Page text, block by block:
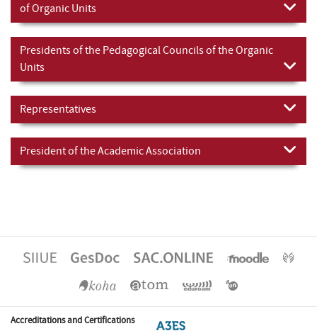
of Organic Units
Presidents of the Pedagogical Councils of the Organic
Units
Representatives
President of the Academic Association
Accreditations and Certifications